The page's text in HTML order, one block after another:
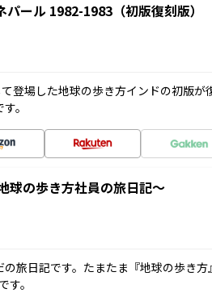
ール 1982-1983（初版復刻版）
登場した地球の歩き方インドの初版
。
球の歩き方社員の旅日記～
旅日記です。たまたま『地球の歩き
。